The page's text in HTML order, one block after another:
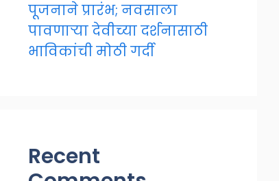
पूजनाने प्रारंभ; नवसाला
पावणाऱ्या देवीच्या दर्शनासाठी
भाविकांची मोठी गर्दी
Recent